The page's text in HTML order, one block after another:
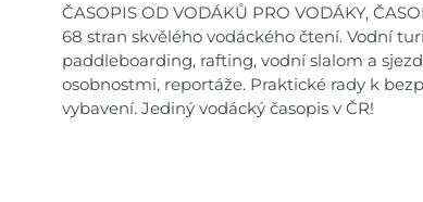
ČASOPIS OD VODÁKŮ PRO VODÁKY,
68 stran skvělého vodáckého čtení. Vodní
paddleboarding, rafting, vodní slalom a
osobnostmi, reportáže. Praktické rady k
vybavení. Jediný vodácký časopis v ČR!